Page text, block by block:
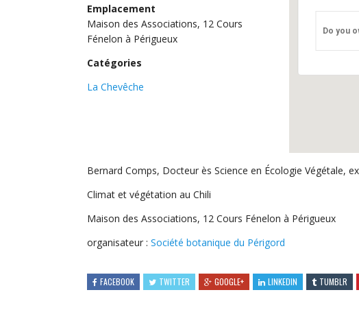
Maison
à Périgueux
12 Cours
Do you
Emplacement
Maison des Associations, 12 Cours
Fénelon à Périgueux
Catégories
La Chevêche
Bernard Comps, Docteur ès Science en Écologie Végétale,
Climat et végétation au Chili
Maison des Associations, 12 Cours Fénelon à Périgueux
organisateur : Société botanique du Périgord
FACEBOOK TWITTER GOOGLE+ LINKEDIN TUMBLR